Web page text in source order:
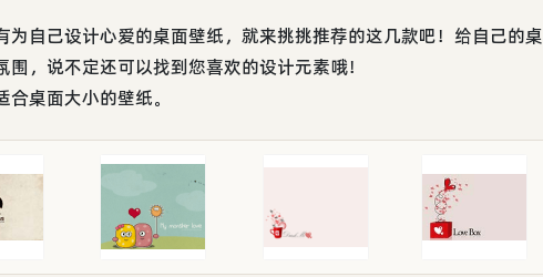
为自己设计心爱的桌面壁纸，就来挑挑推荐的这几款吧！给自己的桌
，说不定还可以找到您喜欢的设计元素哦！
桌面大小的壁纸。